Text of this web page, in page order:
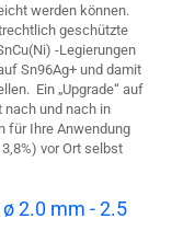
werden können.
geschützte
-Legierungen
Sn96Ag+ und damit
Ein „Upgrade“ auf
nach und nach in
für Ihre Anwendung
vor Ort selbst
2.0 mm - 2.5